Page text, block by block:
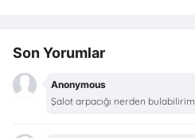
Son Yorumlar
Anonymous
Şalot arpacığı nerden bulabilirim